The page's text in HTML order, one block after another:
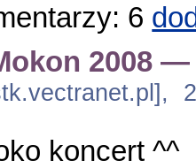
6
2008
koncert ^^